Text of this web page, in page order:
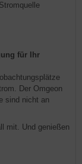
für Ihr
Der Omgeon
sind nicht an
mit. Und genießen